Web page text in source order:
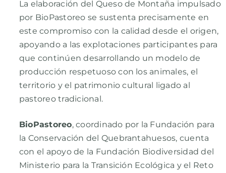
La elaboración del Queso de Montaña impulsado
por BioPastoreo se sustenta precisamente en
este compromiso con la calidad desde el origen,
apoyando a las explotaciones participantes para
que continúen desarrollando un modelo de
producción respetuoso con los animales, el
territorio y el patrimonio cultural ligado al
pastoreo tradicional.
BioPastoreo, coordinado por la Fundación para
la Conservación del Quebrantahuesos, cuenta
con el apoyo de la Fundación Biodiversidad del
Ministerio para la Transición Ecológica y el Reto